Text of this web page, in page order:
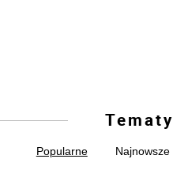
Tematy
Popularne Najnowsze